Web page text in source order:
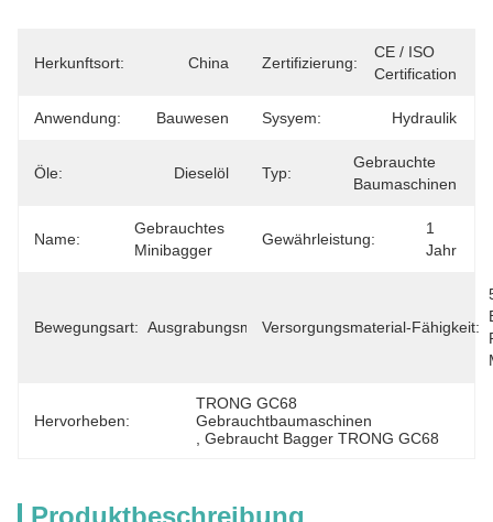
Herkunftsort: China Zertifizierung:
CE / ISO
Certification
Anwendung: Bauwesen Sysyem: Hydraulik
Öle: Dieselöl Typ:
Gebrauchte
Baumaschinen
Name:
Gebrauchtes
Minibagger
Gewährleistung:
1
Jahr
Bewegungsart: AusgrabungsmaschineVersorgungsmaterial-Fähigkeit:
Hervorheben:
TRONG GC68
Gebrauchtbaumaschinen
, Gebraucht Bagger TRONG GC68
Produktbeschreibung